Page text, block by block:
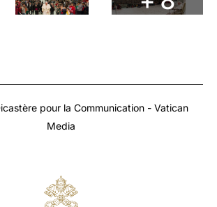
pour la Communication - Vatican
Media